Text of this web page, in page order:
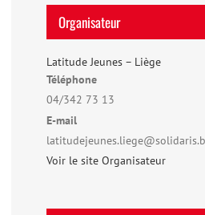
Organisateur
Latitude Jeunes – Liège
Téléphone
04/342 73 13
E-mail
Voir le site Organisateur